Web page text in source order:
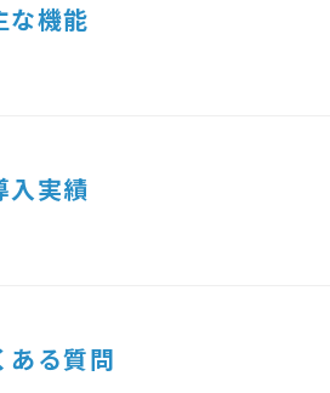
な機能
入実績
ある質問